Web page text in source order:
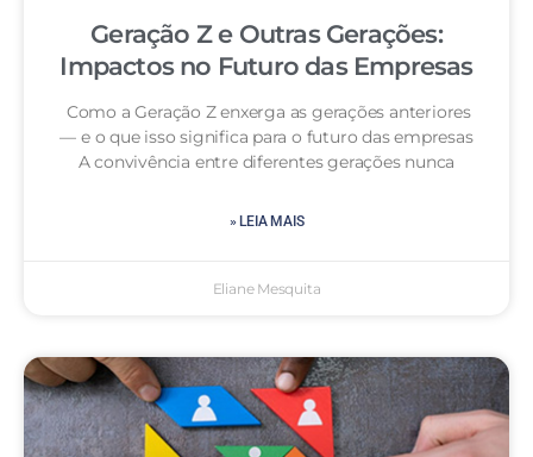
Geração Z e Outras Gerações:
Impactos no Futuro das Empresas
Como a Geração Z enxerga as gerações anteriores
— e o que isso significa para o futuro das empresas
A convivência entre diferentes gerações nunca
» LEIA MAIS
Eliane Mesquita